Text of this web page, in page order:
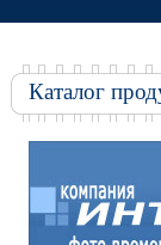
Каталог